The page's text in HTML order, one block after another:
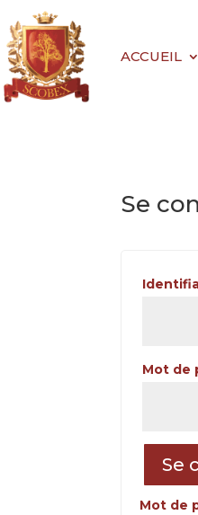
ACCUEIL
Se
Mot de
Se
Mot de